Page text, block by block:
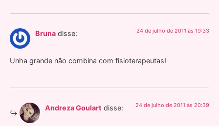
Bruna disse: 24 de julho de 2011 às 19:33
Unha grande não combina com fisioterapeutas!
Andreza Goulart disse: 24 de julho de 2011 às 20:39